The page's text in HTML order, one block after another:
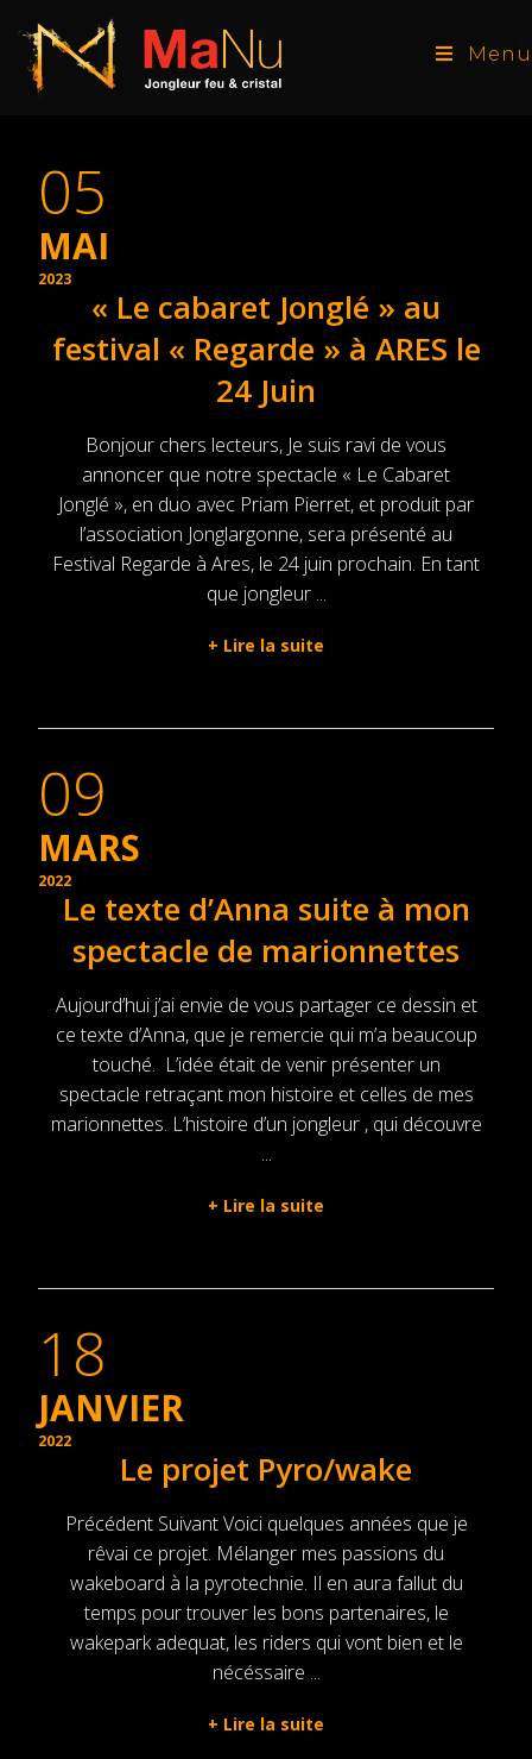
Menu
05
MAI
2023
« Le cabaret Jonglé » au
festival « Regarde » à ARES le
24 Juin
Bonjour chers lecteurs, Je suis ravi de vous
annoncer que notre spectacle « Le Cabaret
Jonglé », en duo avec Priam Pierret, et produit par
l’association Jonglargonne, sera présenté au
Festival Regarde à Ares, le 24 juin prochain. En tant
que jongleur ...
+ Lire la suite
09
MARS
2022
Le texte d’Anna suite à mon
spectacle de marionnettes
Aujourd’hui j’ai envie de vous partager ce dessin et
ce texte d’Anna, que je remercie qui m’a beaucoup
touché. L’idée était de venir présenter un
spectacle retraçant mon histoire et celles de mes
marionnettes. L’histoire d’un jongleur , qui découvre
...
+ Lire la suite
18
JANVIER
2022
Le projet Pyro/wake
Précédent Suivant Voici quelques années que je
rêvai ce projet. Mélanger mes passions du
wakeboard à la pyrotechnie. Il en aura fallut du
temps pour trouver les bons partenaires, le
wakepark adequat, les riders qui vont bien et le
nécéssaire ...
+ Lire la suite